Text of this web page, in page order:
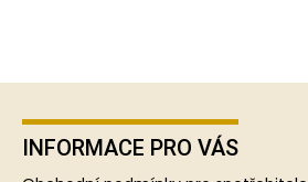
INFORMACE PRO VÁS